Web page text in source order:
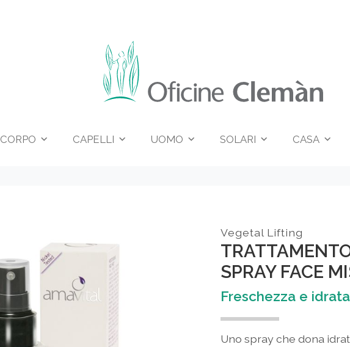
CORPO CAPELLI UOMO SOLARI CASA
Vegetal Lifting
SPRAY FACE
Freschezza e
Uno spray che dona